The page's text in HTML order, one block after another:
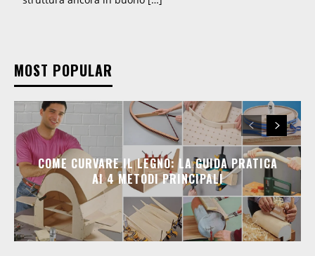
MOST POPULAR
COME CURVARE IL LEGNO: LA GUIDA PRATICA
AI 4 METODI PRINCIPALI